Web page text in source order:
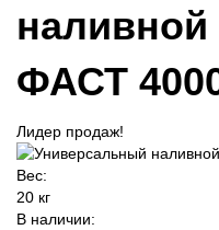
наливной
ФАСТ
Лидер продаж!
Вес:
20 кг
В наличии: